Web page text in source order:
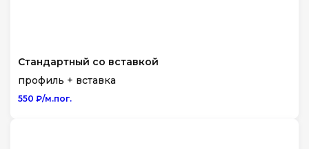
Стандартный со вставкой
профиль + вставка
550 ₽/м.пог.